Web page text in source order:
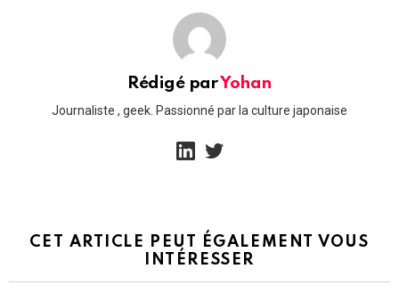
Rédigé parYohan
Journaliste , geek. Passionné par la culture japonaise
linkedin
CET ARTICLE PEUT ÉGALEMENT VOUS
INTÉRESSER